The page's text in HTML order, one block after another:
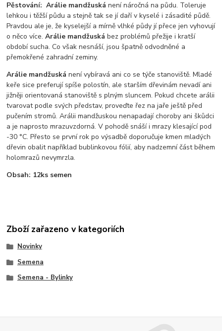
Pěstování: Arálie mandžuská není náročná na půdu. Toleruje
lehkou i těžší půdu a stejně tak se jí daří v kyselé i zásadité půdě.
Pravdou ale je, že kyselejší a mírně vlhké půdy jí přece jen vyhovují
o něco více.Arálie mandžuská bez problémů přežije i kratší
období sucha. Co však nesnáší, jsou špatně odvodněné a
přemokřené zahradní zeminy.
Arálie mandžuská není vybíravá ani co se týče stanoviště. Mladé
keře sice preferují spíše polostín, ale starším dřevinám nevadí ani
jižněji orientovaná stanoviště s plným sluncem. Pokud chcete arálii
tvarovat podle svých představ, proveďte řez na jaře ještě před
pučením stromů. Arálii mandžuskou nenapadají choroby ani škůdci
a je naprosto mrazuvzdorná. V pohodě snáší i mrazy klesající pod
-30 °C. Přesto se první rok po výsadbě doporučuje kmen mladých
dřevin obalit například bublinkovou fólií, aby nadzemní část během
holomrazů nevymrzla.
Obsah: 12ks semen
Zboží zařazeno v kategoriích
Novinky
Semena
Semena - Bylinky